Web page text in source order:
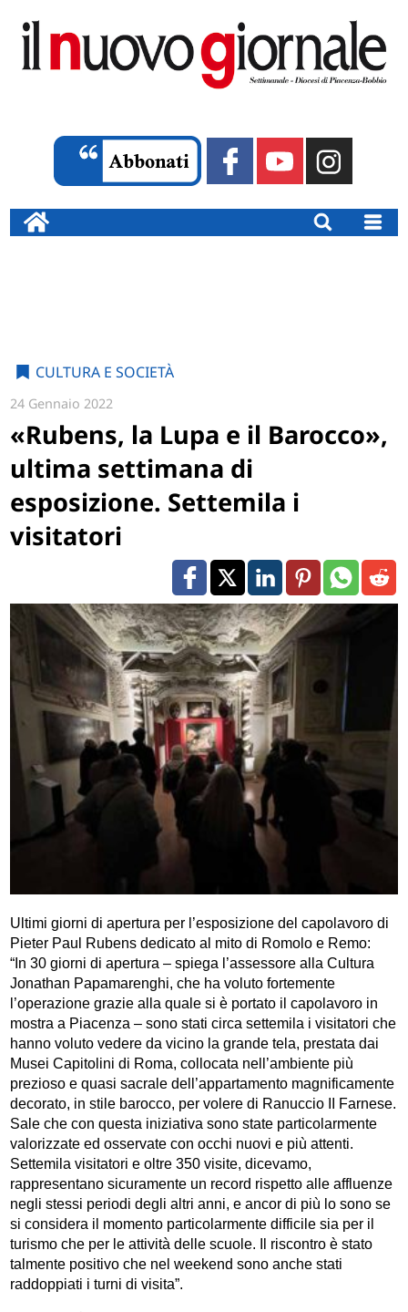
CULTURA E SOCIETÀ
24 Gennaio 2022
«Rubens, la Lupa e il Barocco»,
ultima settimana di
esposizione. Settemila i
visitatori
Ultimi giorni di apertura per l’esposizione del capolavoro di
Pieter Paul Rubens dedicato al mito di Romolo e Remo:
“In 30 giorni di apertura – spiega l’assessore alla Cultura
Jonathan Papamarenghi, che ha voluto fortemente
l’operazione grazie alla quale si è portato il capolavoro in
mostra a Piacenza – sono stati circa settemila i visitatori che
hanno voluto vedere da vicino la grande tela, prestata dai
Musei Capitolini di Roma, collocata nell’ambiente più
prezioso e quasi sacrale dell’appartamento magnificamente
decorato, in stile barocco, per volere di Ranuccio II Farnese.
Sale che con questa iniziativa sono state particolarmente
valorizzate ed osservate con occhi nuovi e più attenti.
Settemila visitatori e oltre 350 visite, dicevamo,
rappresentano sicuramente un record rispetto alle affluenze
negli stessi periodi degli altri anni, e ancor di più lo sono se
si considera il momento particolarmente difficile sia per il
turismo che per le attività delle scuole. Il riscontro è stato
talmente positivo che nel weekend sono anche stati
raddoppiati i turni di visita”.